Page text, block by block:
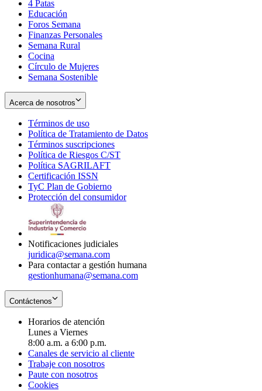
new
window
in
new
window
4 Patas
Educación
Foros Semana
Finanzas Personales
Semana Rural
Cocina
Círculo de Mujeres
Semana Sostenible
Acerca de nosotros
Términos de uso
in
new
window
Política de Tratamiento de Datos
Términos suscripciones
in
Política de Riesgos C/ST
Política SAGRILAFT
new
window
Certificación ISSN
in
new
TyC Plan de Gobierno
in
Protección del consumidorOpens
Notificaciones judiciales
juridica@semana.com
Para contactar a gestión humana
gestionhumana@semana.com
Contáctenos
Horarios de atención
Lunes a Viernes
8:00 a.m. a 6:00 p.m.
Canales de servicio al cliente
Trabaje con nosotros
Paute con nosotros
Cookies